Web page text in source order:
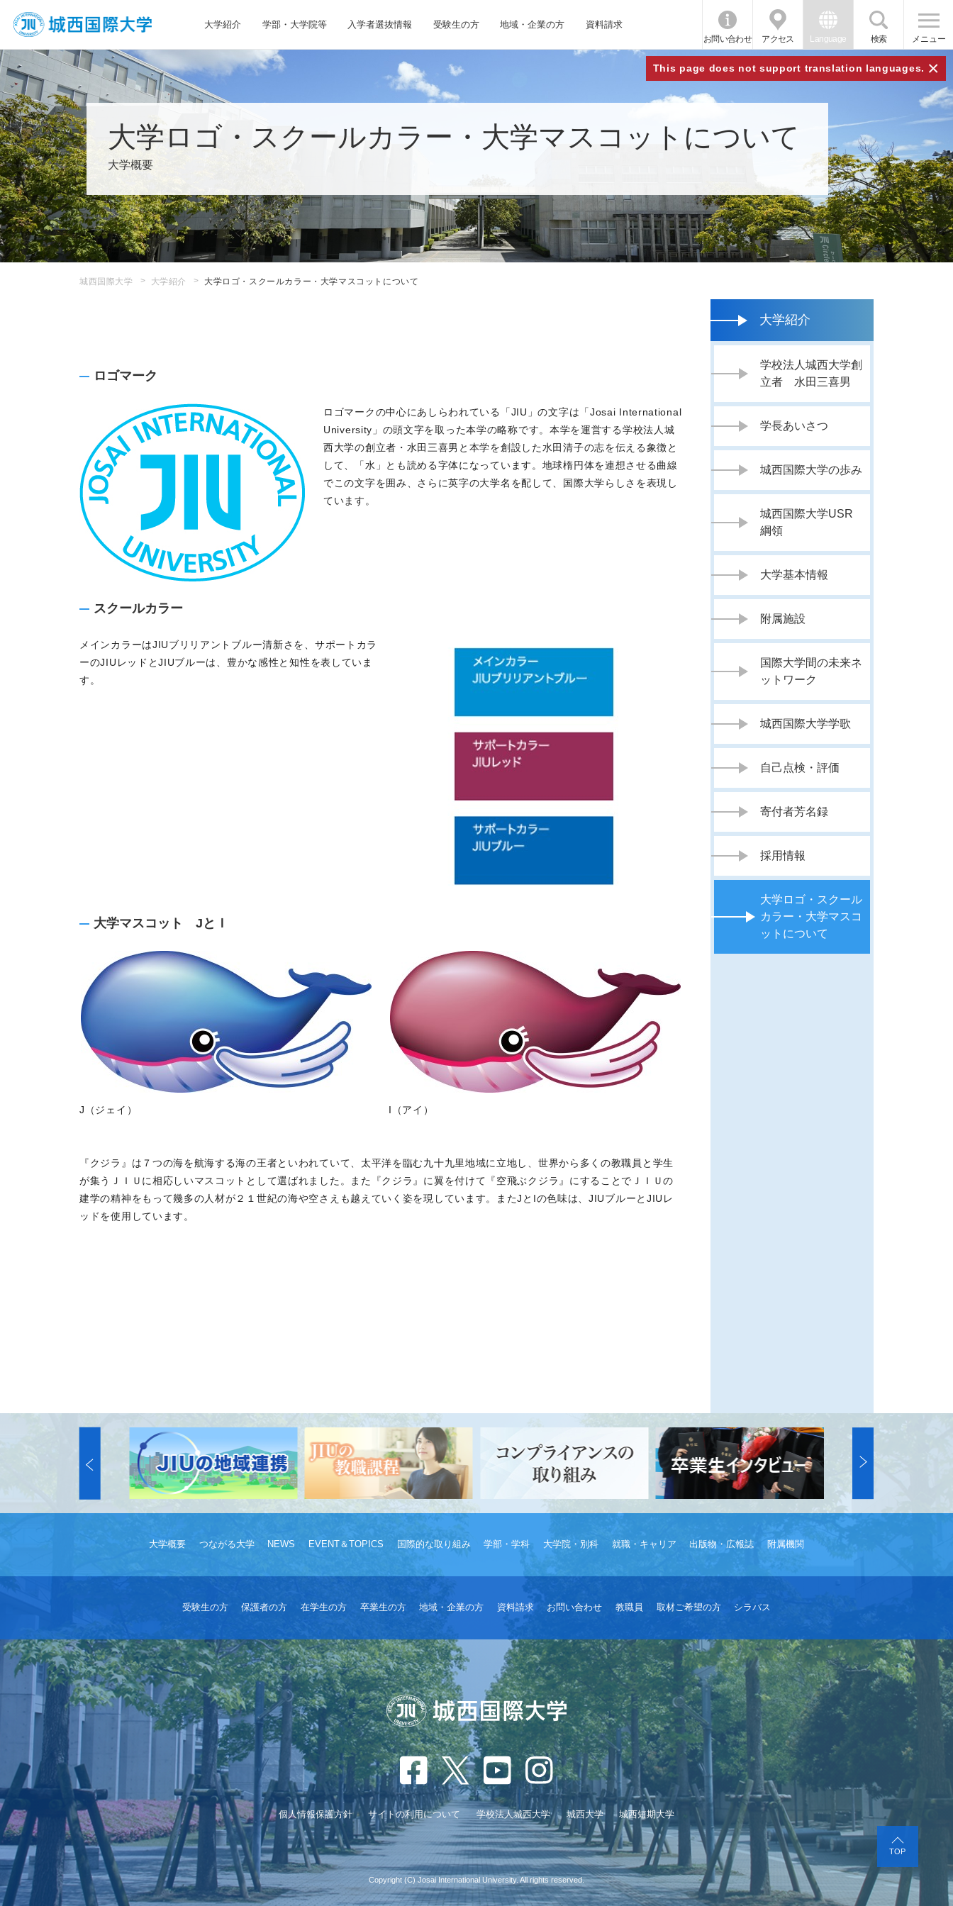
大学紹介 学部・大学院等 入学者選抜情報 受験生の方 地域・企業の方 資料請求
お問い合わせ アクセス Language 検索 メニュー
This page does not support translation languages. ×
大学ロゴ・スクールカラー・大学マスコットについて
大学概要
城西国際大学 大学紹介 大学ロゴ・スクールカラー・大学マスコットについて
ロゴマーク
ロゴマークの中心にあしらわれている「JIU」の文字は「Josai International
University」の頭文字を取った本学の略称です。本学を運営する学校法人城
西大学の創立者・水田三喜男と本学を創設した水田清子の志を伝える象徴と
して、「水」とも読める字体になっています。地球楕円体を連想させる曲線
でこの文字を囲み、さらに英字の大学名を配して、国際大学らしさを表現し
ています。
スクールカラー
メインカラーはJIUブリリアントブルー清新さを、サポートカラ
ーのJIUレッドとJIUブルーは、豊かな感性と知性を表していま
す。
大学マスコット JとＩ
J（ジェイ） I（アイ）
『クジラ』は７つの海を航海する海の王者といわれていて、太平洋を臨む九十九里地域に立地し、世界から多くの教職員と学生
が集うＪＩＵに相応しいマスコットとして選ばれました。また『クジラ』に翼を付けて『空飛ぶクジラ』にすることでＪＩＵの
建学の精神をもって幾多の人材が２１世紀の海や空さえも越えていく姿を現しています。またJとIの色味は、JIUブルーとJIUレ
ッドを使用しています。
大学紹介
学校法人城西大学創
立者 水田三喜男
学長あいさつ
城西国際大学の歩み
城西国際大学USR
綱領
大学基本情報
附属施設
国際大学間の未来ネ
ットワーク
城西国際大学学歌
自己点検・評価
寄付者芳名録
採用情報
大学ロゴ・スクール
カラー・大学マスコ
ットについて
TOP
大学概要 つながる大学 NEWS EVENT＆TOPICS 国際的な取り組み 学部・学科 大学院・別科 就職・キャリア 出版物・広報誌 附属機関
受験生の方 保護者の方 在学生の方 卒業生の方 地域・企業の方 資料請求 お問い合わせ 教職員 取材ご希望の方 シラバス
個人情報保護方針 サイトの利用について 学校法人城西大学 城西大学 城西短期大学
Copyright (C) Josai International University. All rights reserved.